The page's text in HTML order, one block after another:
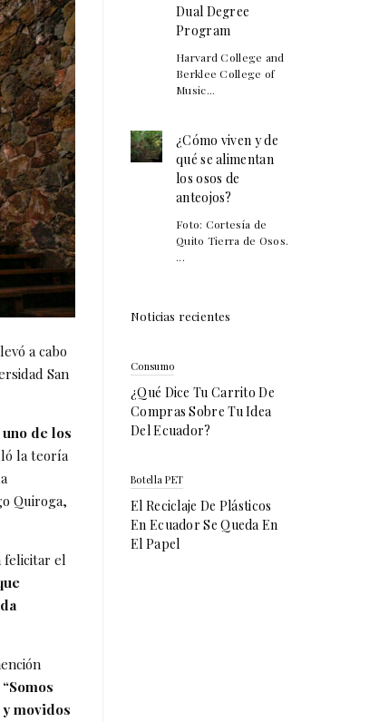
a cabo
San
de los
la teoría
Quiroga,
felicitar el
“Somos
movidos
Dual Degree
Program
Harvard College and
Berklee College of
Music...
¿Cómo viven y de
qué se alimentan
los osos de
anteojos?
Foto: Cortesía de
Quito Tierra de Osos.
...
Noticias recientes
Consumo
¿Qué Dice Tu Carrito De
Compras Sobre Tu Idea
Del Ecuador?
Botella PET
El Reciclaje De Plásticos
En Ecuador Se Queda En
El Papel